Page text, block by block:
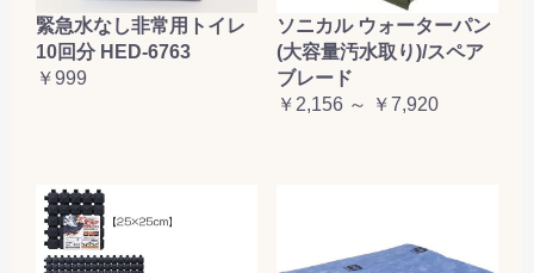
緊急水なし非常用トイレ
10回分 HED-6763
￥999
ソニカル ウォーターパン
(大容量汚水取り)/スペア
ブレード
￥2,156 ～ ￥7,920